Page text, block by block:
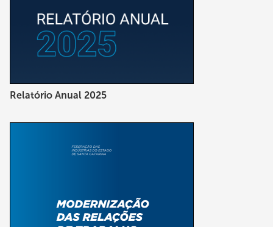
Relatório Anual 2025